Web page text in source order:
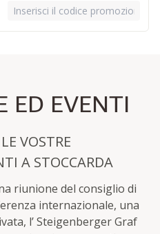
Inserisci il codice promozionale
ED EVENTI
VOSTRE
A STOCCARDA
riunione del consiglio di
internazionale, una
l’ Steigenberger Graf